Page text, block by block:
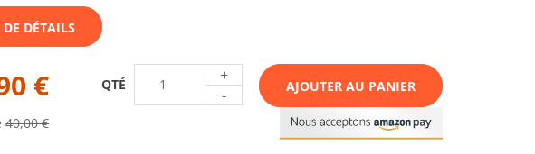
DÉTAILS
€
40,00 €
QTÉ
+
-
AJOUTER AU PANIER